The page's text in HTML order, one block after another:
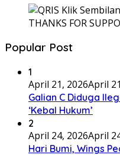
THANKS FOR
Popular Post
1
April 21, 2026April
Galian C Diduga
‘Kebal Hukum’
2
April 24, 2026April
Hari Bumi, Wings